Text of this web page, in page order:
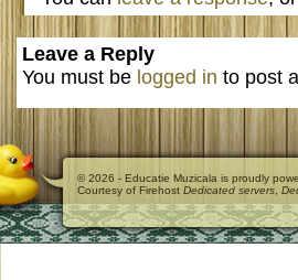
Leave a Reply
You must be logged in to post
© 2026 - Educatie Muzicala is proudly
Courtesy of Firehost Dedicated servers